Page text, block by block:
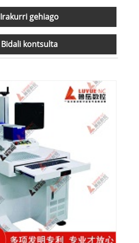
Irakurri gehiago
Bidali kontsulta